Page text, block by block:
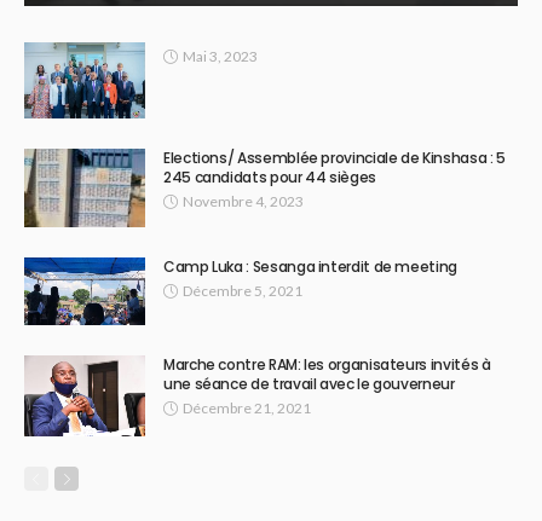
Mai 3, 2023
Elections/ Assemblée provinciale de Kinshasa : 5
245 candidats pour 44 sièges
Novembre 4, 2023
Camp Luka : Sesanga interdit de meeting
Décembre 5, 2021
Marche contre RAM: les organisateurs invités à
une séance de travail avec le gouverneur
Décembre 21, 2021